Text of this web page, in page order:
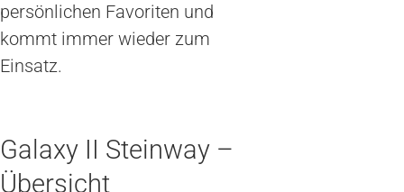
persönlichen Favoriten und
kommt immer wieder zum
Einsatz.
Galaxy II Steinway –
Übersicht